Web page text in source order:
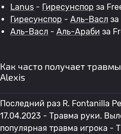
Lanus - Гиресунспор за
Гиресунспор - Аль-Васл
Аль-Васл - Аль-Араби за
Как часто получает
Alexis
Последний раз R. Fontanilla
17.04.2023 - Травма руки.
популярная травма игрока -